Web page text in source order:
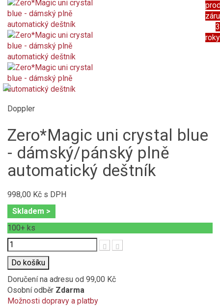
3
roky
Doppler
Zero*Magic uni crystal blue
- dámský/pánský plně
automatický deštník
998,00 Kč s DPH
Skladem >
100+ ks
Počet
Do košíku
Doručení na adresu od 99,00 Kč
Osobní odběr Zdarma
Možnosti dopravy a platby